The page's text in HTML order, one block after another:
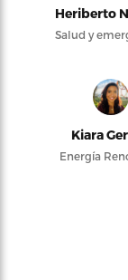
Heriberto
Salud y
Kiara
Energía